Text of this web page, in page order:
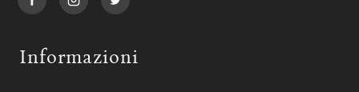
Informazioni